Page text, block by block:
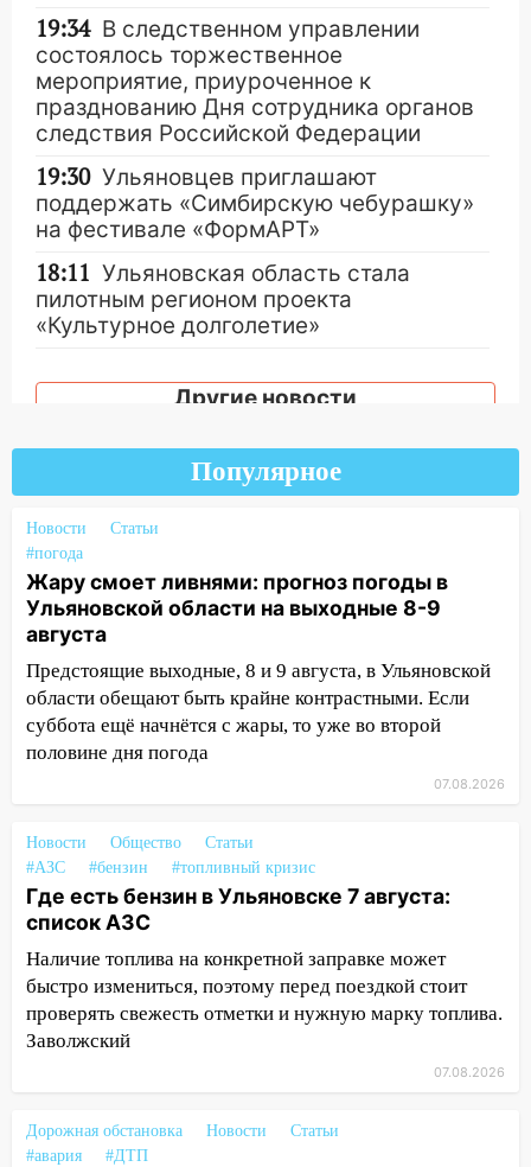
19:34 В следственном управлении
состоялось торжественное
мероприятие, приуроченное к
празднованию Дня сотрудника органов
следствия Российской Федерации
19:30 Ульяновцев приглашают
поддержать «Симбирскую чебурашку»
на фестивале «ФормАРТ»
18:11 Ульяновская область стала
пилотным регионом проекта
«Культурное долголетие»
областной больницы поступили шесть
В Чердаклинском районе
ремонтируют дороги, ставят остановки
и проводят новое освещение
16:35
девять бункеров для крупногабаритного
мусора
16:26
В Ульяновске бесплатно покажут
матч «Волги» под открытым небом
16:12 В Ульяновском госуниверситете
разработают отечественный прибор для
за абонементы закрывшегося фитнес-
клуба «Рекорд-Fitness»
15:34
После вмешательства
прокуратуры в селах Ульяновской
области привели в порядок детские
площадки
15:27 Прокуратура проверяет
проверки обновили разметку на
Другие новости
Популярное
Новости
Статьи
#погода
Жару смоет ливнями: прогноз погоды в
Ульяновской области на выходные 8-9
августа
Предстоящие выходные, 8 и 9 августа, в Ульяновской
области обещают быть крайне контрастными. Если
суббота ещё начнётся с жары, то уже во второй
половине дня погода
07.08.2026
Новости Общество
Статьи
#АЗС
#бензин #топливный кризис
Где есть бензин в Ульяновске 7 августа:
список АЗС
Наличие топлива на конкретной заправке может
быстро измениться, поэтому перед поездкой стоит
проверять свежесть отметки и нужную марку топлива.
Заволжский
07.08.2026
Дорожная обстановка Новости
Статьи
#авария
#ДТП